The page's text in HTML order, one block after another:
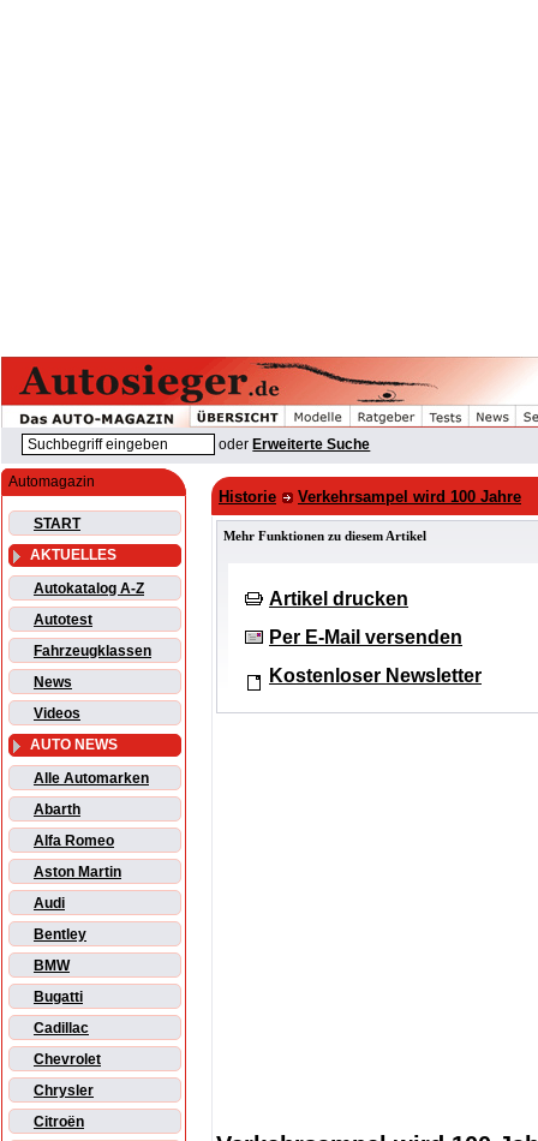
oder Erweiterte Suche
Automagazin
START
AKTUELLES
Autokatalog A-Z
Autotest
Fahrzeugklassen
News
Videos
AUTO NEWS
Alle Automarken
Abarth
Alfa Romeo
Aston Martin
Audi
Bentley
BMW
Bugatti
Cadillac
Chevrolet
Chrysler
Citroën
Historie Verkehrsampel wird 100 Jahre
Mehr Funktionen zu diesem Artikel
Artikel drucken
Per E-Mail versenden
Kostenloser Newsletter